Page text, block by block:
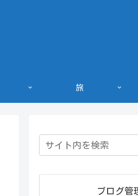
旅
ブログ管